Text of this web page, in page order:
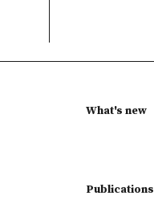
What's new
Publications